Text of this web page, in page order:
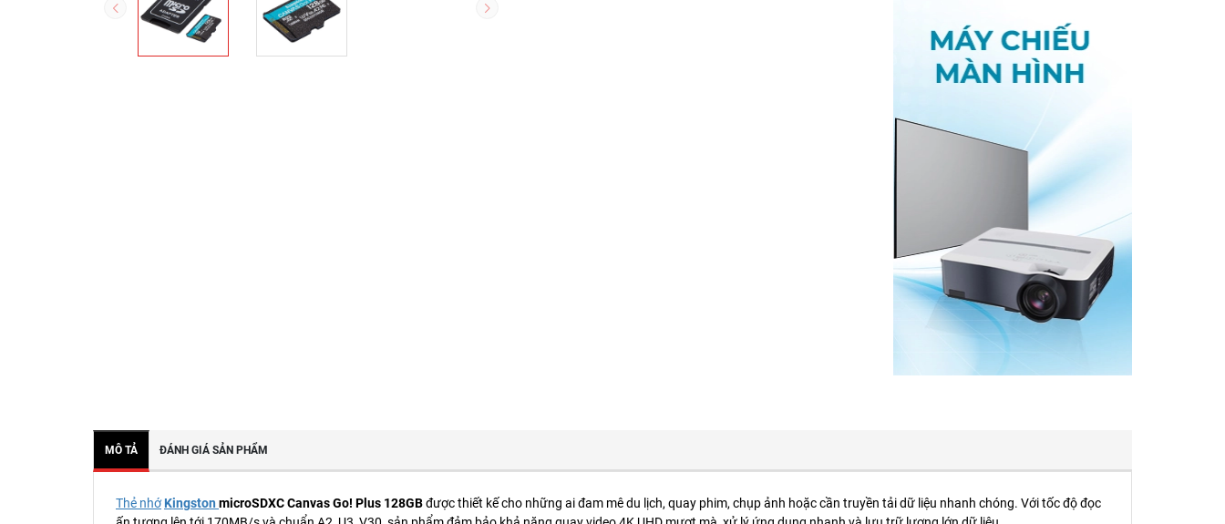
MÔ TẢ ĐÁNH GIÁ SẢN PHẨM
Thẻ nhớ Kingston microSDXC Canvas Go! Plus 128GBđược thiết kế cho những ai đam mê du lịch, quay phim, chụp ảnh hoặc cần truyền tải dữ liệu nhanh chóng. Với tốc độ đọc